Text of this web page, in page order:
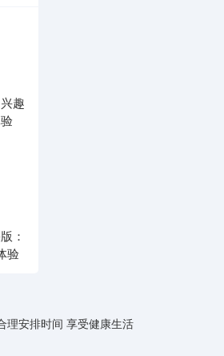
趣
：
验
理安排时间 享受健康生活